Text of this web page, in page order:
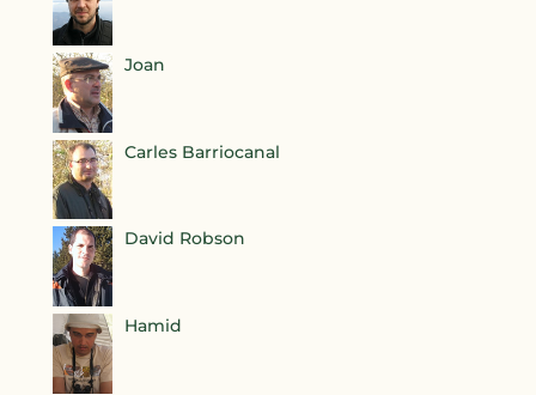
Joan
Carles Barriocanal
David Robson
Hamid